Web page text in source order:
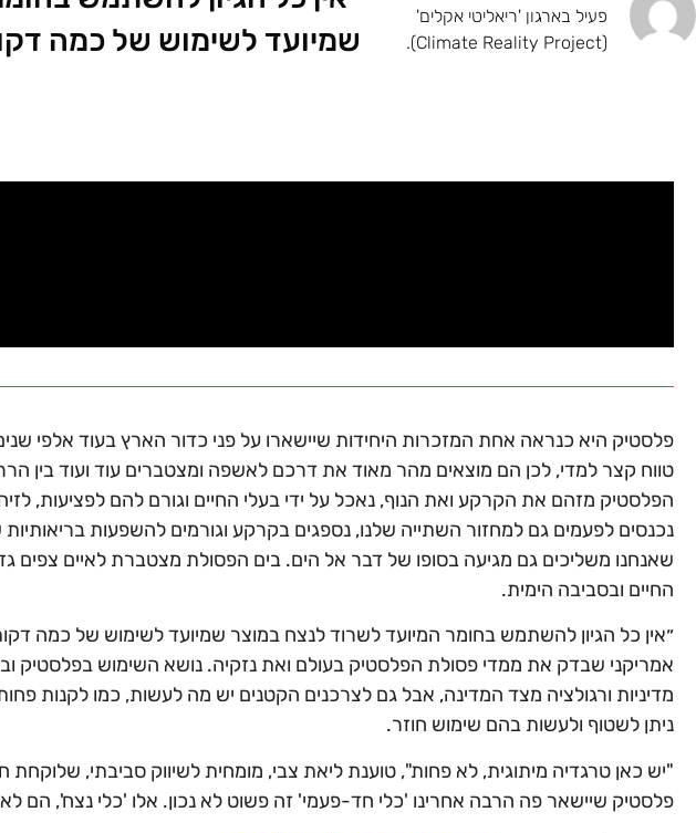
פעיל בארגון 'ריאליטי אקלים'
(Climate Reality Project).
שמיועד לשימוש של כמה
פלסטיק היא כנראה אחת המזכרות היחידות שיישארו על פני כדור הארץ בעוד אלפי
טווח קצר למדי, לכן הם מוצאים מהר מאוד את דרכם לאשפה ומצטברים עוד ועוד בין
הפלסטיק מזהם את הקרקע ואת הנוף, נאכל על ידי בעלי החיים וגורם להם לפציעות,
נכנסים לפעמים גם למחזור השתייה שלנו, נספגים בקרקע וגורמים להשפעות
שאנחנו משליכים גם מגיעה בסופו של דבר אל הים. בים הפסולת מצטברת לאיים צפים
החיים ובסביבה הימית.
״אין כל הגיון להשתמש בחומר המיועד לשרוד לנצח במוצר שמיועד לשימוש של כמה
אמריקני שבדק את ממדי פסולת הפלסטיק בעולם ואת נזקיה. נושא השימוש בפלסטיק
מדיניות ורגולציה מצד המדינה, אבל גם לצרכנים הקטנים יש מה לעשות, כמו לקנות
ניתן לשטוף ולעשות בהם שימוש חוזר.
"יש כאן טרגדיה מיתוגית, לא פחות", טוענת ליאת צבי, מומחית לשיווק סביבתי,
פלסטיק שיישאר פה הרבה אחרינו 'כלי חד-פעמי' זה פשוט לא נכון. אלו 'כלי נצח', הם